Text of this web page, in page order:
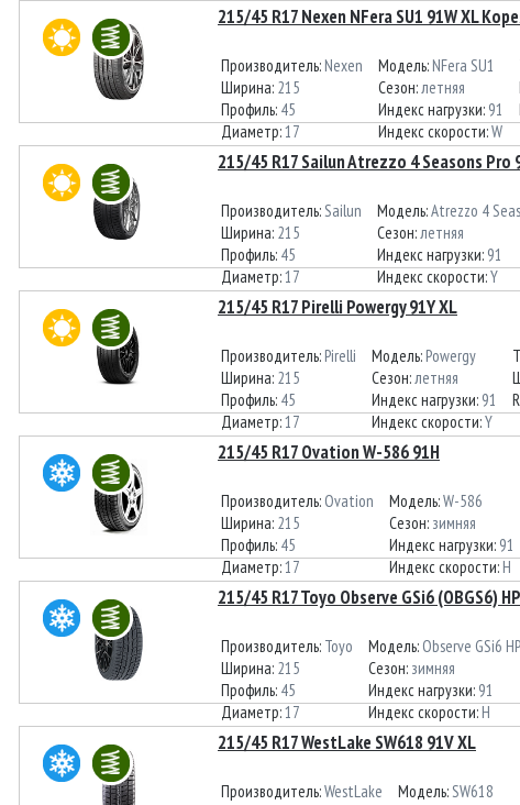
215/45 R17 Nexen NFera SU1 91W XL
Производитель: Nexen
Ширина: 215
Профиль: 45
Диаметр:17
Модель: NFera SU1
Сезон:летняя
Индекс нагрузки: 91
Индекс скорости:W
215/45 R17 Sailun Atrezzo 4 Seasons Pro
Производитель:Sailun
Ширина: 215
Профиль: 45
Диаметр:17
Модель:Atrezzo 4
Сезон:летняя
Индекс нагрузки: 91
Индекс скорости:Y
215/45 R17 Pirelli Powergy 91Y XL
Производитель: Pirelli
Ширина: 215
Профиль: 45
Диаметр:17
Модель: Powergy
Сезон:летняя
Индекс нагрузки: 91
Индекс скорости:Y
215/45 R17 Ovation W-586 91H
Производитель: Ovation
Ширина: 215
Профиль: 45
Диаметр:17
Модель:W-586
Сезон: зимняя
Индекс нагрузки: 91
Индекс скорости: H
215/45 R17 Toyo Observe GSi6 (OBGS6)
Производитель: Toyo
Ширина: 215
Профиль: 45
Диаметр:17
Модель: Observe GSi6
Сезон: зимняя
Индекс нагрузки: 91
Индекс скорости: H
215/45 R17 WestLake SW618 91V XL
Производитель:WestLake
Модель:SW618